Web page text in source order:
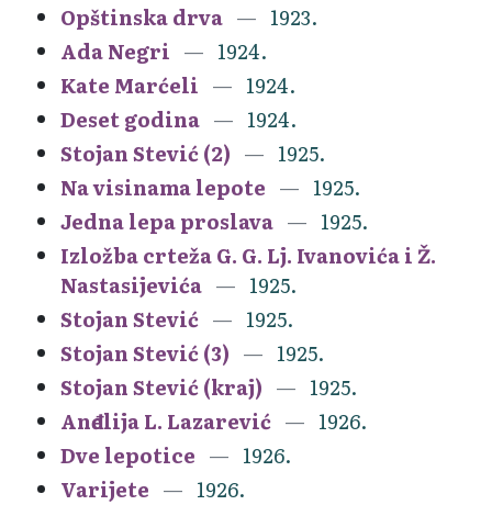
Opštinska drva
1923.
Ada Negri
1924.
Kate Marćeli
1924.
Deset godina
1924.
Stojan Stević (2)
1925.
Na visinama lepote
1925.
Jedna lepa proslava
1925.
Izložba crteža G. G. Lj. Ivanovića i Ž.
Nastasijevića
1925.
Stojan Stević
1925.
Stojan Stević (3)
1925.
Stojan Stević (kraj)
1925.
Anđelija L. Lazarević
1926.
Dve lepotice
1926.
Varijete
1926.